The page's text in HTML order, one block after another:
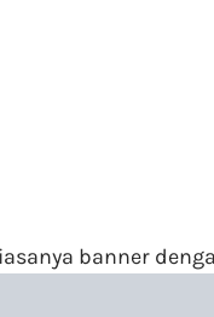
banner